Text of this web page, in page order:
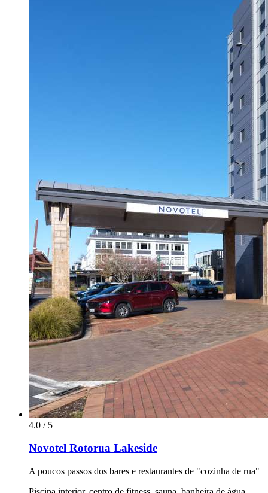
4.0 / 5
Novotel Rotorua Lakeside
A poucos passos dos bares e restaurantes de "cozinha de rua"